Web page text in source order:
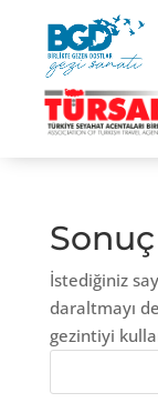
İstediğiniz
daraltmayı
gezintiyi